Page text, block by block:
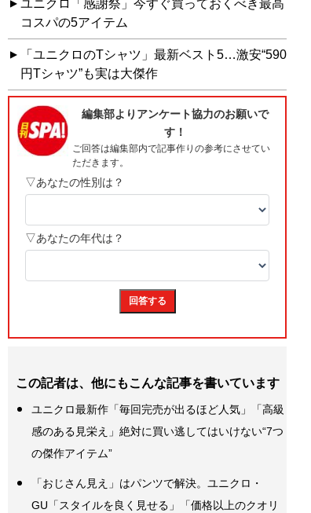
ユニクロ「感謝祭」今すぐ買っておくべき最高
コスパの5アイテム
「ユニクロのTシャツ」最新ベスト5…激安“590
円Tシャツ”も実は大傑作
この記者は、他にもこんな記事を書いています
ユニクロ最新作「毎回完売が出るほど人気」「高級
感のある見栄え」絶対に買い逃してはいけない“7つ
の傑作アイテム”
「おじさん見え」はパンツで解決。ユニクロ・
GU「スタイルを良く見せる」「価格以上のクオリ